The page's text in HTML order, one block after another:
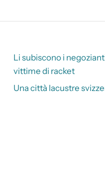
Li subiscono i
vittime di racket
Una città lacustre